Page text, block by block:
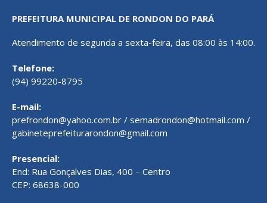
PREFEITURA MUNICIPAL DE RONDON DO PARÁ
Atendimento de segunda a sexta-feira, das 08:00 às 14:00.
Telefone:
(94) 99220-8795
E-mail:
prefrondon@yahoo.com.br / semadrondon@hotmail.com /
gabineteprefeiturarondon@gmail.com
Presencial:
End: Rua Gonçalves Dias, 400 – Centro
CEP: 68638-000